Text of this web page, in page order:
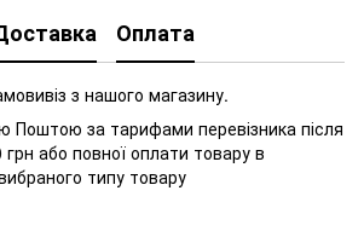
Оплата
з нашого магазину.
Поштою за тарифами перевізника після
або повної оплати товару в
типу товару